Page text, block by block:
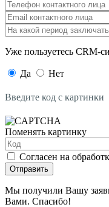
Уже пользуетесь CRM-
Да Нет
Введите код с картинки
Поменять картинку
Согласен на
Отправить
Мы получили Вашу
Вами. Спасибо!